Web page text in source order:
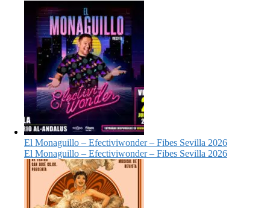
El Monaguillo – Efectiviwonder – Fibes Sevilla 2026
El Monaguillo – Efectiviwonder – Fibes Sevilla 2026